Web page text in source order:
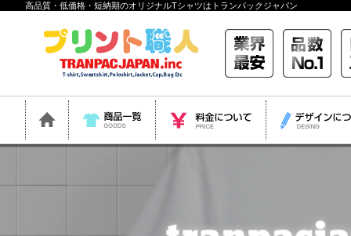
高品質・低価格・短納期のオリジナルTシャツはトランパックジャパン